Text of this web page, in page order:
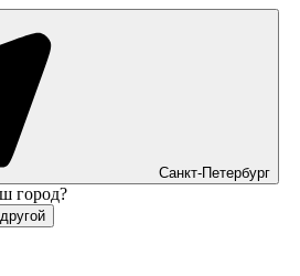
Санкт-Петербург
город?
Выбрать другой